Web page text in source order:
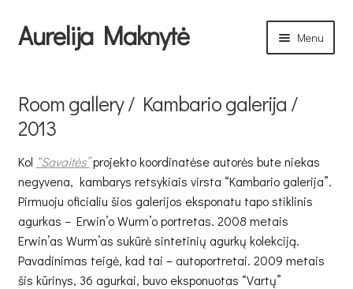
Skip
to
Skip
to
Aurelija Maknytė Menu
Nature cabinets. Herbarium / Gamtos kabinetai.
Herbariumas / 2021
Nature Cabinets / Gamtos kabinetai / 2020
Standard bearer / Vėliavnešys / 2020
Action plan / Veiksmų planas / 2019
Room gallery / Kambario galerija /
2013
Kol “Savaitės”projekto koordinatėse autorės bute niekas
negyvena, kambarys retsykiais virsta “Kambario galerija”.
Pirmuoju oficialiu šios galerijos eksponatu tapo stiklinis
agurkas – Erwin’o Wurm’o portretas. 2008 metais
Erwin’as Wurm’as sukūrė sintetinių agurkų kolekciją.
Pavadinimas teigė, kad tai – autoportretai. 2009 metais
šis kūrinys, 36 agurkai, buvo eksponuotas “Vartų”